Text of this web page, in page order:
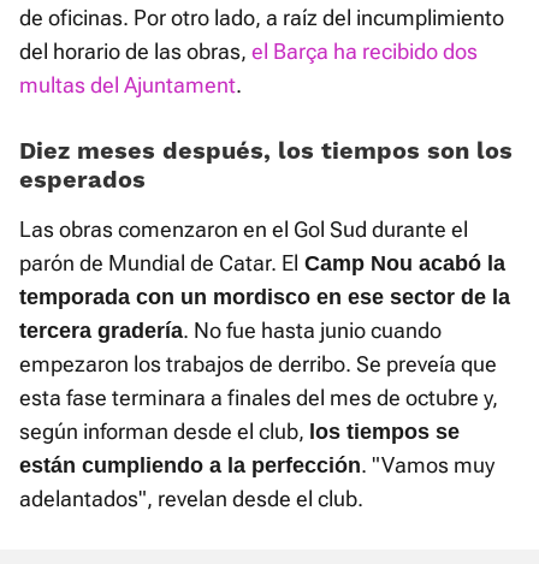
de oficinas. Por otro lado, a raíz del incumplimiento
del horario de las obras, el Barça ha recibido dos
multas del Ajuntament.
Diez meses después, los tiempos son los
esperados
Las obras comenzaron en el Gol Sud durante el
parón de Mundial de Catar. El Camp Nou acabó la
temporada con un mordisco en ese sector de la
tercera gradería. No fue hasta junio cuando
empezaron los trabajos de derribo. Se preveía que
esta fase terminara a finales del mes de octubre y,
según informan desde el club, los tiempos se
están cumpliendo a la perfección. "Vamos muy
adelantados", revelan desde el club.